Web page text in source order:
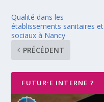
Qualité dans les
établissements sanitaires et
sociaux à Nancy
PRÉCÉDENT
FUTUR·E INTERNE ?